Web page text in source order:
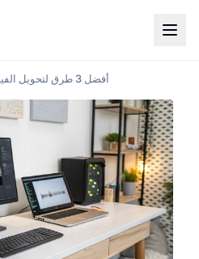
أفضل 3 طرق لتحويل الفيديوهات إلى نص